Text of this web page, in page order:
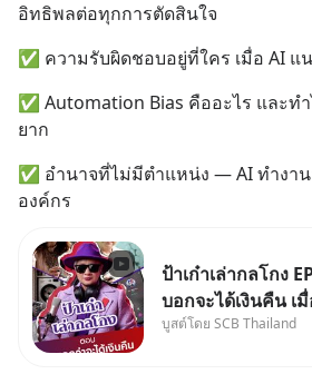
อิทธิพลต่อทุกการตัดสินใจ
✅ ความรับผิดชอบอยู่ที่ใคร เมื่อ AI แ
✅ Automation Bias คืออะไร และท
ยาก
✅ อำนาจที่ไม่มีตำแหน่ง — AI ทำงาน
องค์กร
ป้าเก๋าเล่ากลโกง
บอกจะได้เงินคืน เ
หาคุณวิยะดา แจ้งเ
บูสต์โดย SCB Thailand